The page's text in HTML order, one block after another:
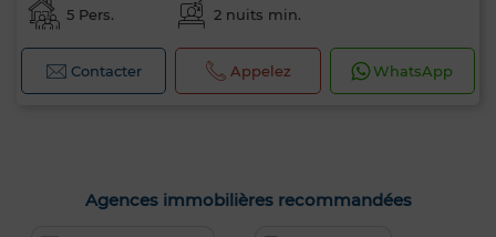
5 Pers. 2 nuits min.
Contacter Appelez WhatsApp
Agences immobilières recommandées